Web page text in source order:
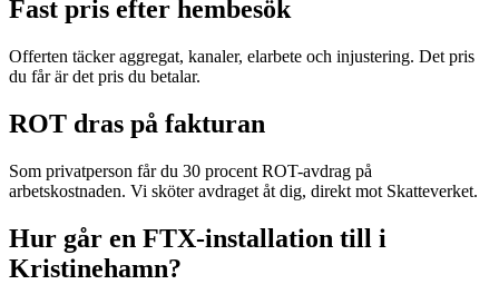
Fast pris efter hembesök
Offerten täcker aggregat, kanaler, elarbete och injustering. Det pris
du får är det pris du betalar.
ROT dras på fakturan
Som privatperson får du 30 procent ROT-avdrag på
arbetskostnaden. Vi sköter avdraget åt dig, direkt mot Skatteverket.
Hur går en FTX-installation till i
Kristinehamn?